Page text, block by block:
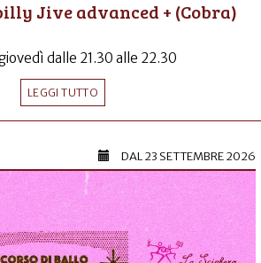
Jive advanced + (Cobra)
dalle 21.30 alle 22.30
LEGGI TUTTO
DAL23 SETTEMBRE 2026